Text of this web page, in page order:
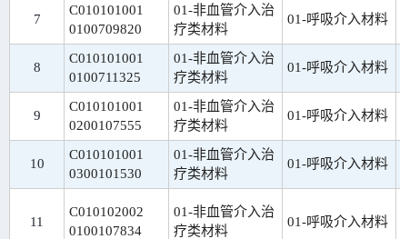
7
C010101001
0100709820
01-非血管介入治
疗类材料
01-呼吸介入材料
8
C010101001
0100711325
01-非血管介入治
疗类材料
01-呼吸介入材料
9
C010101001
0200107555
01-非血管介入治
疗类材料
01-呼吸介入材料
10
C010101001
0300101530
01-非血管介入治
疗类材料
01-呼吸介入材料
11
C010102002
0100107834
01-非血管介入治
疗类材料
01-呼吸介入材料